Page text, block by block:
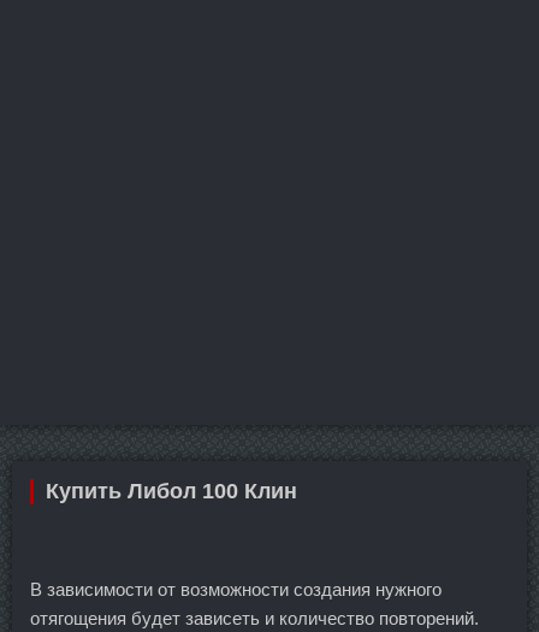
Купить Либол 100 Клин
В зависимости от возможности создания нужного
отягощения будет зависеть и количество повторений.